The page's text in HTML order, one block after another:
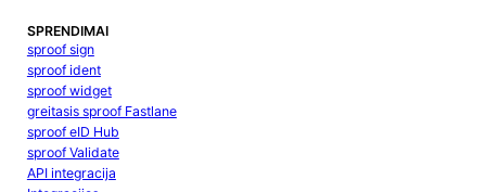
SPRENDIMAI
sproof sign
sproof ident
sproof widget
greitasis sproof Fastlane
sproof eID Hub
sproof Validate
API integracija